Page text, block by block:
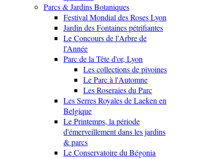
Parcs & Jardins Botaniques
Festival Mondial des Roses Lyon
Jardin des Fontaines pétrifiantes
Le Concours de l'Arbre de
l'Année
Parc de la Tête d'or, Lyon
Les collections de pivoines
Le Parc à l'Automne
Les Roseraies du Parc
Les Serres Royales de Laeken en
Belgique
Le Printemps, la période
d'émerveillement dans les jardins
& parcs
Le Conservatoire du Bégonia